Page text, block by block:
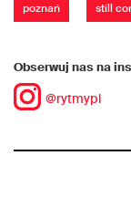
poznań still
Obserwuj nas na
@rytmypl